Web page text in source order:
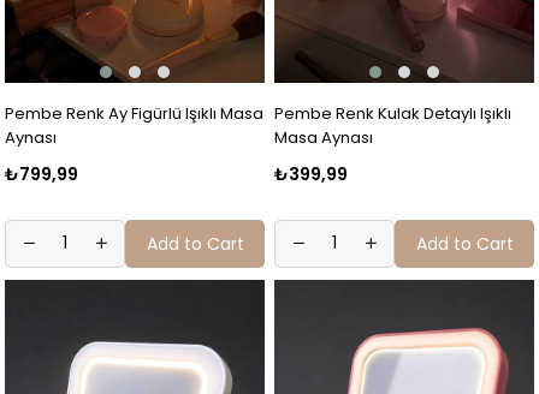
Pembe Renk Ay Figürlü Işıklı Masa
Aynası
₺799,99
Add to Cart
Pembe Renk Kulak Detaylı Işıklı
Masa Aynası
₺399,99
Add to Cart